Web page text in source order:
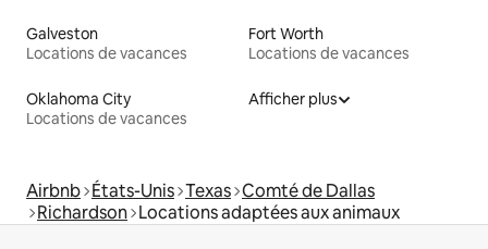
Galveston
Locations de vacances
Fort Worth
Locations de vacances
Oklahoma City
Locations de vacances
Afficher plus
Airbnb États-Unis Texas Comté de Dallas
Richardson Locations adaptées aux animaux